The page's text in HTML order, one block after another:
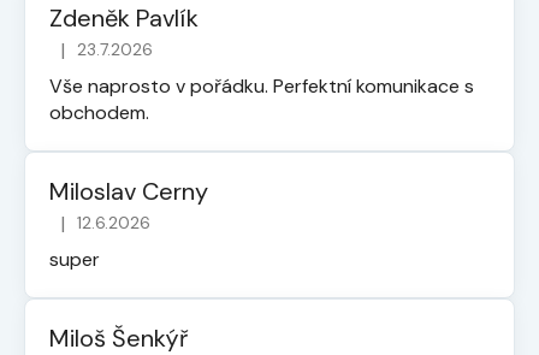
Zdeněk Pavlík
Hodnocení obchodu je 5 z 5 hvězdiček.
| 23.7.2026
Vše naprosto v pořádku. Perfektní komunikace s
obchodem.
Miloslav Cerny
Hodnocení obchodu je 5 z 5 hvězdiček.
| 12.6.2026
super
Miloš Šenkýř